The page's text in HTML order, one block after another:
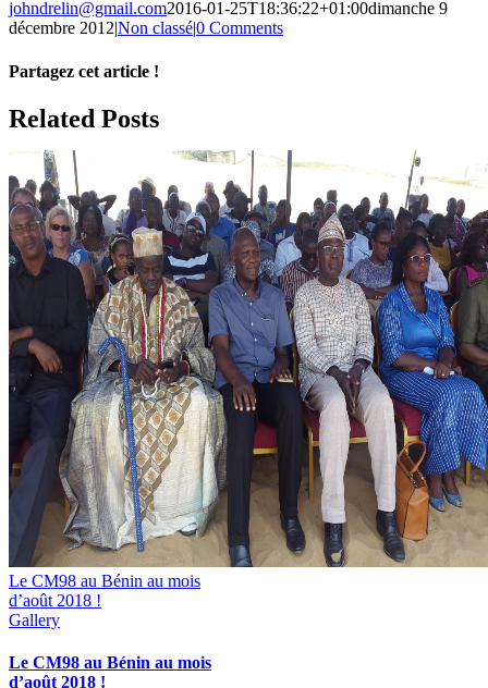
johndrelin@gmail.com2016-01-25T18:36:22+01:00dimanche 9
décembre 2012|Non classé|0 Comments
Partagez cet article !
Facebook
X
Reddit
LinkedIn
WhatsApp
Telegram
Tumblr
Pinterest
Vk
Xing
Email
Related Posts
Le CM98 au Bénin au mois
d’août 2018 !
Gallery
Le CM98 au Bénin au mois
d’août 2018 !